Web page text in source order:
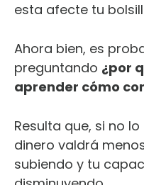
esta afecte tu
Ahora bien, es
preguntando ¿por
aprender cómo
Resulta que, si no
dinero valdrá
subiendo y tu